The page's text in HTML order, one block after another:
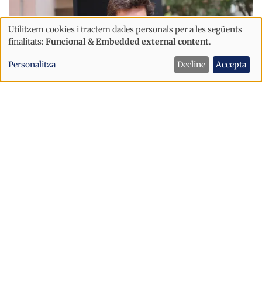
Ús
de
dades
Utilitzem cookies i tractem dades personals per a les següents
finalitats: Funcional & Embedded external content.
Personalitza Decline Accepta